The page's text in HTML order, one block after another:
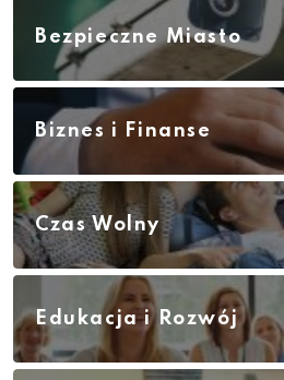
Bezpieczne Miasto
Biznes i Finanse
Czas Wolny
Edukacja i Rozwój